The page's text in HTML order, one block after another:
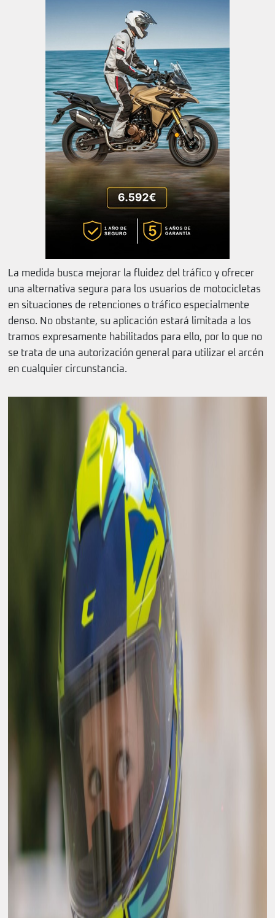
La medida busca mejorar la fluidez del tráfico y ofrecer
una alternativa segura para los usuarios de motocicletas
en situaciones de retenciones o tráfico especialmente
denso. No obstante, su aplicación estará limitada a los
tramos expresamente habilitados para ello, por lo que no
se trata de una autorización general para utilizar el arcén
en cualquier circunstancia.